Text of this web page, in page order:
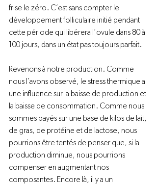
frise le zéro. C’est sans compter le
développement folliculaire initié pendant
cette période qui libérera l’ovule dans 80 à
100 jours, dans un état pas toujours parfait.
Revenons à notre production. Comme
nous l’avons observé, le stress thermique a
une influence sur la baisse de production et
la baisse de consommation. Comme nous
sommes payés sur une base de kilos de lait,
de gras, de protéine et de lactose, nous
pourrions être tentés de penser que, si la
production diminue, nous pourrions
compenser en augmentant nos
composantes. Encore là, il y a un